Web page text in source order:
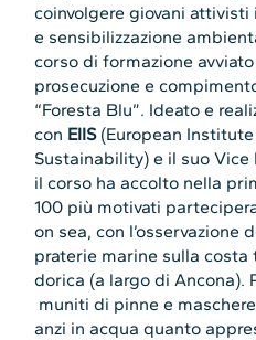
coinvolgere giovani attivisti
e sensibilizzazione
corso di formazione
prosecuzione e
“Foresta Blu”. Ideato e
con EIIS(European
Sustainability) e il suo Vice
il corso ha accolto nella
100 più motivati
on sea, con l’osservazione
praterie marine sulla costa
dorica (a largo di Ancona).
muniti di pinne e
anzi in acqua quanto